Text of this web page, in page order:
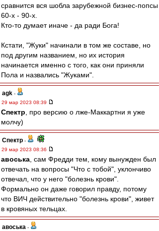
сравнится вся шобла зарубежной бизнес-попсы
60-х - 90-х.
Кто-то думает иначе - да ради Бога!
Кстати, "Жуки" начинали в том же составе, но
под другим названием, но их история
начинается именно с того, как они приняли
Пола и назвались "Жуками".
agk -
29 мар 2023 08:39
Спектр , про версию о лже-Маккартни я уже
молчу)
Спектр -
29 мар 2023 08:36
авоська , сам Фредди тем, кому вынужден был
отвечать на вопросы "Что с тобой", уклончиво
отвечал, что у него "болезнь крови".
Формально он даже говорил правду, потому
что ВИЧ действительно "болезнь крови", живет
в кровяных тельцах.
авоська -